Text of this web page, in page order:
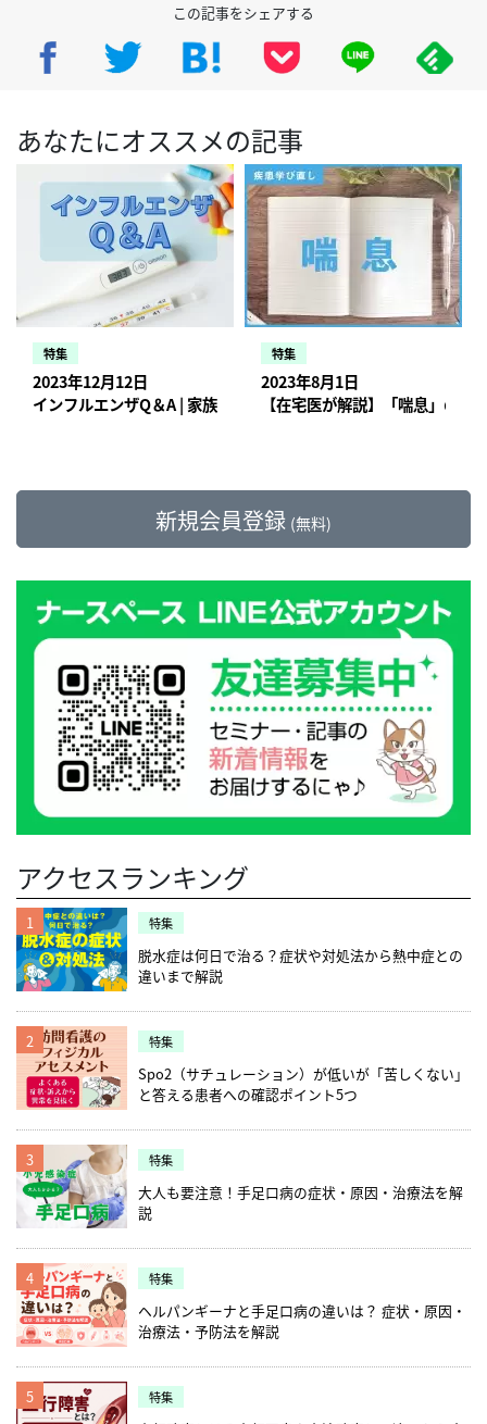
この記事をシェアする
あなたにオススメの記事
特集
2023年12月12日
インフルエンザQ＆A | 家族の外出は？消毒は？卵アレルギーでも
特集
2023年8月1日
【在宅医が解説】「喘息」の
新規会員登録 (無料)
アクセスランキング
1 特集
脱水症は何日で治る？症状や対処法から熱中症との
違いまで解説
2 特集
Spo2（サチュレーション）が低いが「苦しくない」
と答える患者への確認ポイント5つ
3 特集
大人も要注意！手足口病の症状・原因・治療法を解
説
4 特集
ヘルパンギーナと手足口病の違いは？ 症状・原因・
治療法・予防法を解説
5 特集